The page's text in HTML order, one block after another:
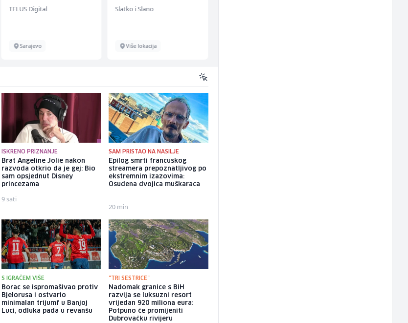
renommiertes
TELUS Digital
Sarajevo
Slatko i Slano
Više lokacija
ISKRENO PRIZNANJE
Brat Angeline Jolie nakon
razvoda otkrio da je gej: Bio
sam opsjednut Disney
princezama
9 sati
SAM PRISTAO NA NASILJE
Epilog smrti francuskog
streamera prepoznatljivog po
ekstremnim izazovima:
Osuđena dvojica muškaraca
20 min
S IGRAČEM VIŠE
Borac se ispromašivao protiv
Bjelorusa i ostvario
minimalan trijumf u Banjoj
Luci, odluka pada u revanšu
"TRI SESTRICE"
Nadomak granice s BiH
razvija se luksuzni resort
vrijedan 920 miliona eura:
Potpuno će promijeniti
Dubrovačku rivijeru